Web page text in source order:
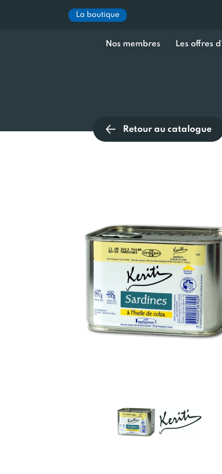
La boutique
Nos membres Les offres
Retour au catalogue